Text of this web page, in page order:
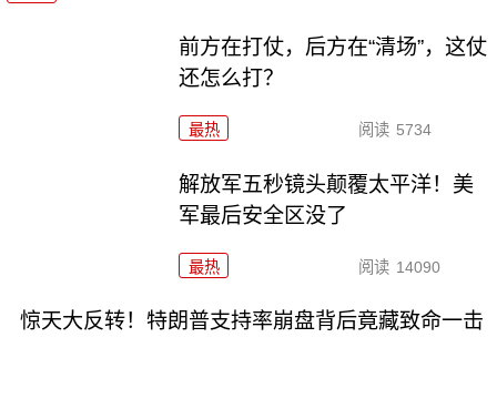
前方在打仗，后方在“清场”，这仗
还怎么打？
最热 阅读 5734
解放军五秒镜头颠覆太平洋！美
军最后安全区没了
最热 阅读 14090
惊天大反转！特朗普支持率崩盘背后竟藏致命一击